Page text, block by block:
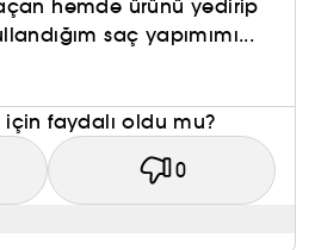
hemde ürünü yedirip
saç yapımımı...
faydalı oldu mu?
0